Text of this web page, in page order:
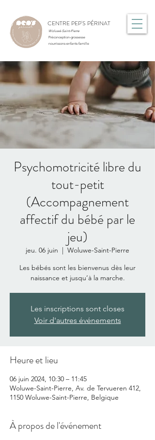
CENTRE PEP'S PÉRINAT
Woluwé-Saint-Pierre
Préconception-grossesse
nourrissons-enfants-famille
Psychomotricité libre du
tout-petit
(Accompagnement
affectif du bébé par le
jeu)
jeu. 06 juin
  |
Woluwe-Saint-Pierre
Les bébés sont les bienvenus dès leur
naissance et jusqu’à la marche.
Les inscriptions sont closes
Voir d'autres événements
Heure et lieu
06 juin 2024, 10:30 – 11:45
Woluwe-Saint-Pierre, Av. de Tervueren 412,
1150 Woluwe-Saint-Pierre, Belgique
À propos de l'événement